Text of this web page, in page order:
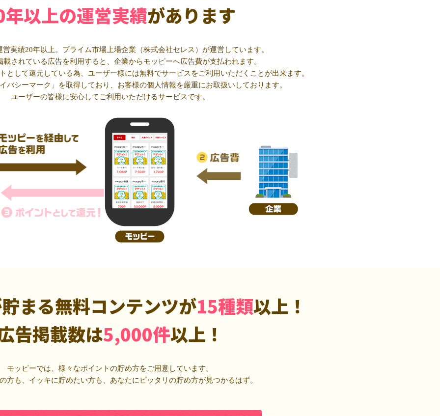
以上の運営実績があります
実績20年以上。プライム市場上場企業（株式会社セレス）が運営しています。
載されている広告を利用すると、企業からモッピーへ広告費が支払われます。
として還元している為、ユーザー様には無料でサービスをご利用いただくことが出来ます。
バシーマーク」を取得しており、お客様の個人情報を厳重にお取扱いしております。
ユーザーの皆様に安心してご利用いただけるサービスです。
まる無料コンテンツが15種類以上！
告掲載数は5,000件以上！
モッピーでは、様々なポイントの貯め方をご用意しています。
方も、イッキに貯めたい方も、あなたにピッタリの貯め方が見つかるはず。